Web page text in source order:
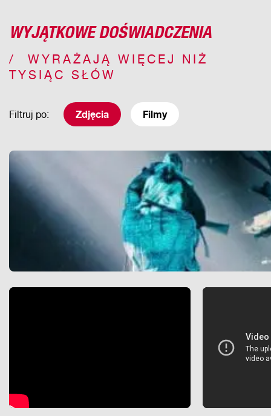
WYJĄTKOWE DOŚWIADCZENIA
WYRAŻAJĄ WIĘCEJ NIŻ
TYSIĄC SŁÓW
Filtruj po: Zdjęcia Filmy